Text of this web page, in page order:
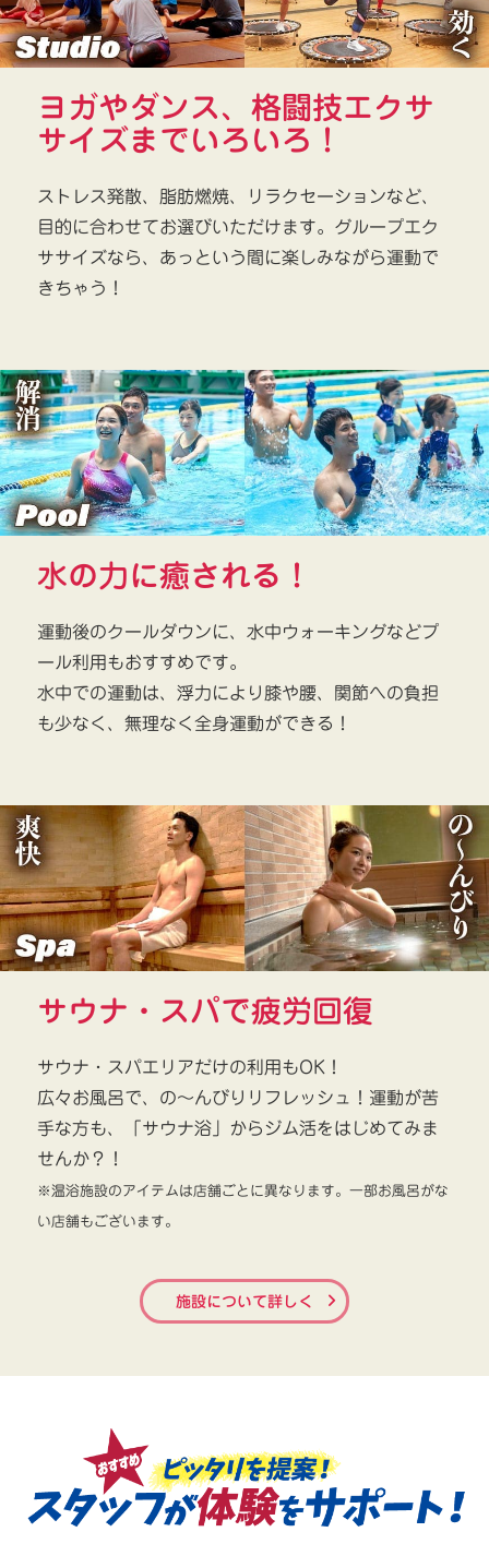
ヨガやダンス、格闘技エクサ
サイズまでいろいろ！
ストレス発散、脂肪燃焼、リラクセーションなど、
目的に合わせてお選びいただけます。グループエク
ササイズなら、あっという間に楽しみながら運動で
きちゃう！
水の力に癒される！
運動後のクールダウンに、水中ウォーキングなどプ
ール利用もおすすめです。
水中での運動は、浮力により膝や腰、関節への負担
も少なく、無理なく全身運動ができる！
サウナ・スパで疲労回復
サウナ・スパエリアだけの利用もOK！
広々お風呂で、の～んびりリフレッシュ！運動が苦
手な方も、「サウナ浴」からジム活をはじめてみま
せんか？！
※温浴施設のアイテムは店舗ごとに異なります。一部お風呂がな
い店舗もございます。
施設について詳しく